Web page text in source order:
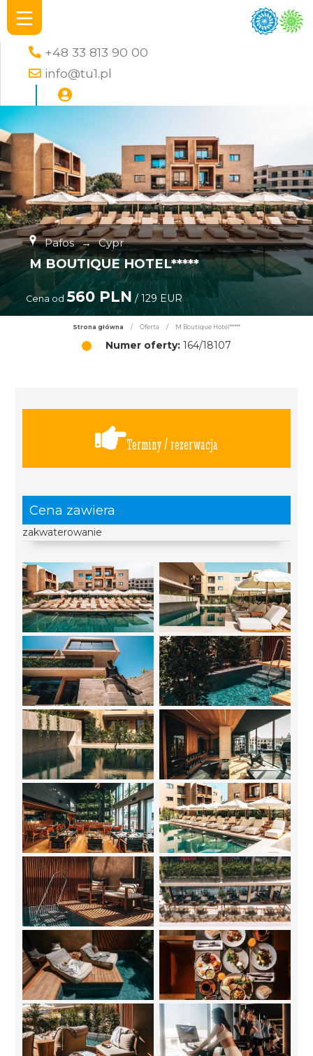
+48 33 813 90 00
info@tu1.pl
Pafos → Cypr
M BOUTIQUE HOTEL*****
Cena od 560 PLN / 129 EUR
Strona główna / Oferta / M Boutique Hotel*****
Numer oferty: 164/18107
Terminy / rezerwacja
Cena zawiera
zakwaterowanie